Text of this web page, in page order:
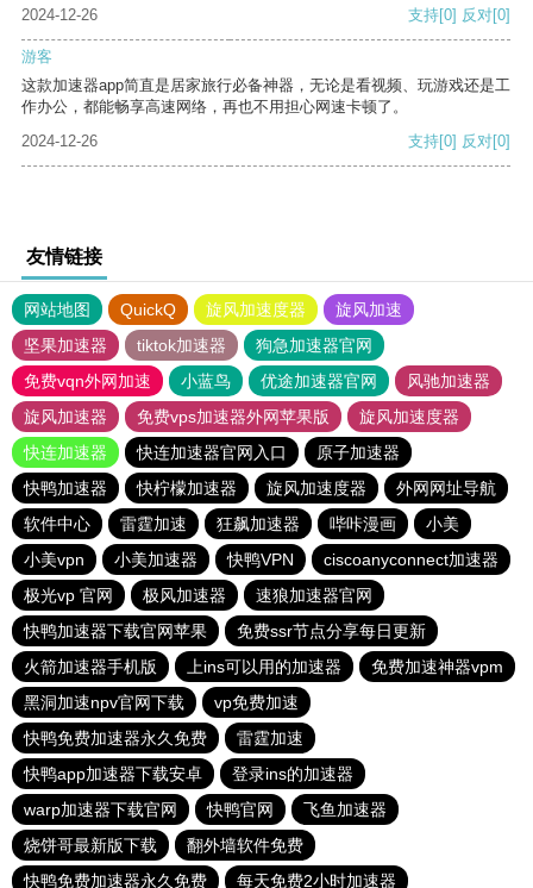
2024-12-26 支持[0] 反对[0]
游客
这款加速器app简直是居家旅行必备神器，无论是看视频、玩游戏还是工
作办公，都能畅享高速网络，再也不用担心网速卡顿了。
2024-12-26
支持[0] 反对[0]
友情链接
网站地图 QuickQ 旋风加速度器
旋风加速
坚果加速器
tiktok加速器
狗急加速器官网
免费vqn外网加速
小蓝鸟 优途加速器官网
风驰加速器
旋风加速器
免费vps加速器外网苹果版
旋风加速度器
快连加速器
快连加速器官网入口
原子加速器
快鸭加速器
快柠檬加速器 旋风加速度器
外网网址导航
软件中心
雷霆加速 狂飙加速器 哔咔漫画
小美
小美vpn
小美加速器 快鸭VPN
ciscoanyconnect加速器
极光vp 官网
极风加速器
速狼加速器官网
快鸭加速器下载官网苹果
免费ssr节点分享每日更新
火箭加速器手机版
上ins可以用的加速器
免费加速神器vpm
黑洞加速npv官网下载
vp免费加速
快鸭免费加速器永久免费
雷霆加速
快鸭app加速器下载安卓
登录ins的加速器
warp加速器下载官网
快鸭官网
飞鱼加速器
烧饼哥最新版下载
翻外墙软件免费
快鸭免费加速器永久免费
每天免费2小时加速器